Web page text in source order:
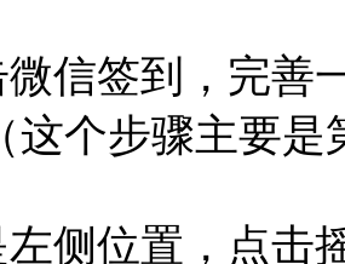
微信签到，完善
这个步骤主要是
左侧位置，点击